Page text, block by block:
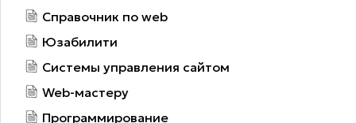
Справочник по web
Юзабилити
Системы управления сайтом
Web-мастеру
Программирование